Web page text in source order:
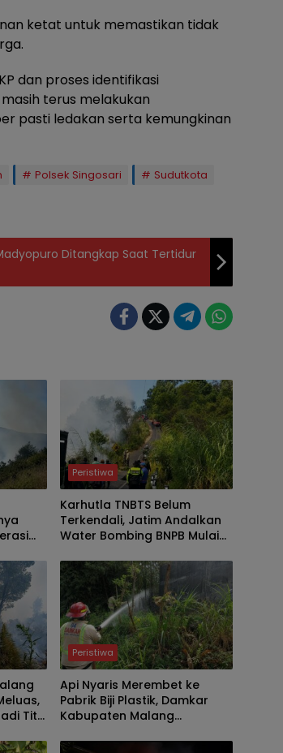
ketat untuk memastikan tidak
dan proses identifikasi
terus melakukan
pasti ledakan serta kemungkinan
Polsek Singosari Sudutkota
Ditangkap Saat Tertidur
Peristiwa
Karhutla TNBTS Belum
Terkendali, Jatim Andalkan
Water Bombing BNPB Mulai
Titik
Peristiwa
Api Nyaris Merembet ke
Pabrik Biji Plastik, Damkar
Kabupaten Malang
Bambu di Pakis